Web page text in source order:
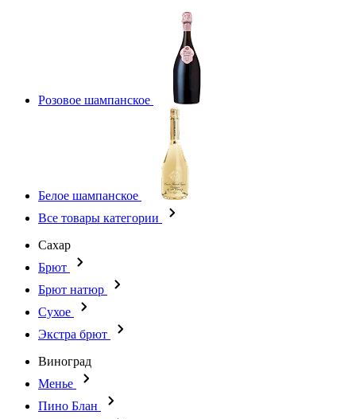
Розовое шампанское
Белое шампанское
Все товары категории
Сахар
Брют
Брют натюр
Сухое
Экстра брют
Виноград
Менье
Пино Блан